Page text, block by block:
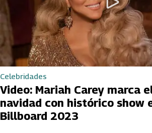
Celebridades
Video: Mariah Carey marca
navidad con histórico show
Billboard 2023